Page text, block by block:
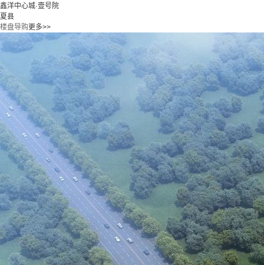
鑫洋中心城·壹号院
夏县
楼盘导购更多>>